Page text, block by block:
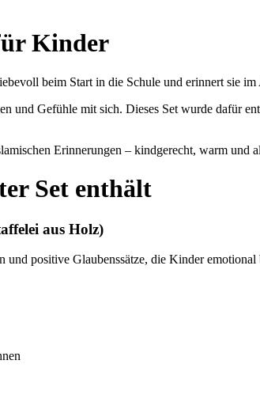
Kinder
beim Start in die Schule und erinnert sie
und Gefühle mit sich. Dieses Set wurde dafür
Erinnerungen – kindgerecht, warm und
Set enthält
aus Holz)
positive Glaubenssätze, die Kinder